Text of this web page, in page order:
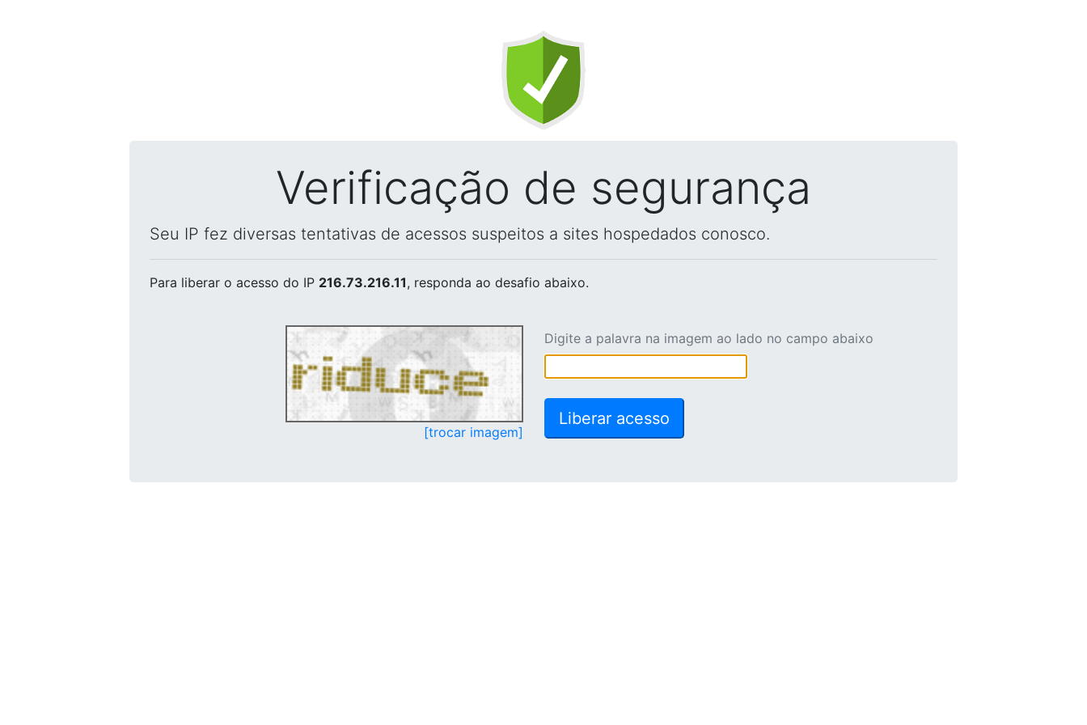
Verificação de segurança
Seu IP fez diversas tentativas de acessos suspeitos a sites hospedados conosco.
Para liberar o acesso do IP 216.73.216.11, responda ao desafio abaixo.
[trocar imagem]
Digite a palavra na imagem ao lado no campo abaixo